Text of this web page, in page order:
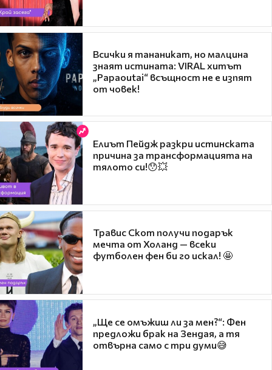
Всички я тананикат, но малцина
знаят истината: VIRAL хитът
„Papaoutai“ всъщност не е изпят
от човек!
Елиът Пейдж разкри истинската
причина за трансформацията на
тялото си!😯💥
Травис Скот получи подарък
мечта от Холанд — всеки
футболен фен би го искал! 🤩
„Ще се омъжиш ли за мен?“: Фен
предложи брак на Зендая, а тя
отвърна само с три думи😅